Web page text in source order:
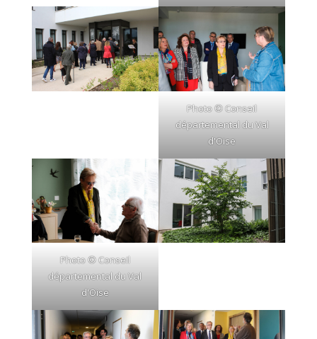
Photo © Conseil
départemental du Val
d'Oise
Photo © Conseil
départemental du Val
d'Oise